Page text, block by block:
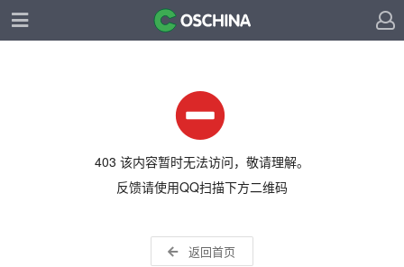
403 该内容暂时无法访问，敬请理解。
反馈请使用QQ扫描下方二维码
返回首页